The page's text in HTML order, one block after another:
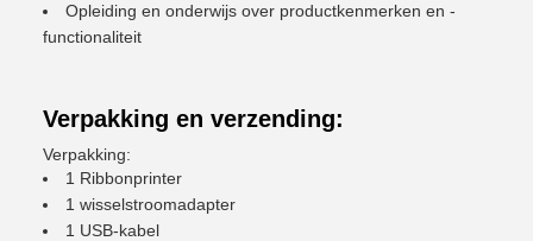
Opleiding en onderwijs over productkenmerken en -
functionaliteit
Verpakking en verzending:
Verpakking:
1 Ribbonprinter
1 wisselstroomadapter
1 USB-kabel